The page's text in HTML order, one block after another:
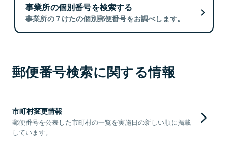
事業所の個別番号を検索する
事業所の７けたの個別郵便番号をお調べします。
郵便番号検索に関する情報
市町村変更情報
郵便番号を公表した市町村の一覧を実施日の新しい順に掲載
しています。